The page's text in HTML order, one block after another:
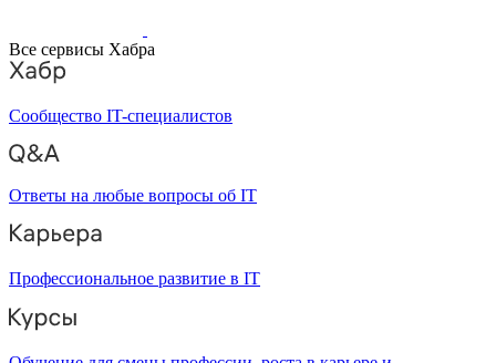
Все сервисы Хабра
Сообщество IT-специалистов
Ответы на любые вопросы об IT
Профессиональное развитие в IT